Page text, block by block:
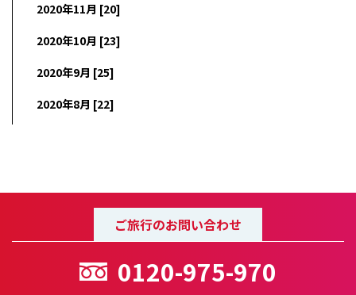
2020年11月 [20]
2020年10月 [23]
2020年9月 [25]
2020年8月 [22]
ご旅行のお問い合わせ
0120-975-970